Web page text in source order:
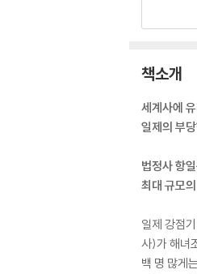
책소개
세계사에
일제의 부
법정사 항
최대 규모
일제 강점
사)가 해녀
백 명 많게